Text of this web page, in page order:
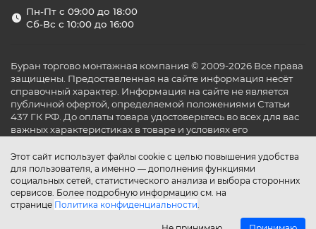
Этот сайт использует файлы cookie с целью повышения удобства
для пользователя, а именно — дополнения функциями
социальных сетей, статистического анализа и выбора сторонних
сервисов. Более подробную информацию см. на
странице Политика конфиденциальности.
Пн-Пт с 09:00 до 18:00
Сб-Вс с 10:00 до 16:00
Буран торгово монтажная компания © 2009-2026 Все права
защищены. Предоставленная на сайте информация несёт
справочный характер. Информация на сайте не является
публичной офертой, определяемой положениями Статьи
437 ГК РФ. До оплаты товара удостоверьтесь во всех для вас
важных характеристиках в товаре и условиях его